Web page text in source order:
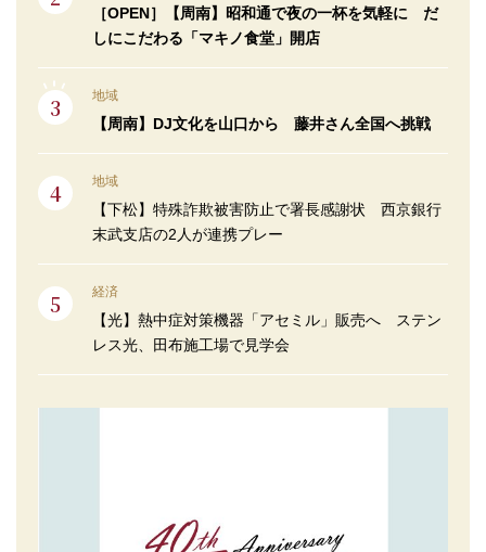
［OPEN］【周南】昭和通で夜の一杯を気軽に だ
しにこだわる「マキノ食堂」開店
地域
【周南】DJ文化を山口から 藤井さん全国へ挑戦
地域
【下松】特殊詐欺被害防止で署長感謝状 西京銀行
末武支店の2人が連携プレー
経済
【光】熱中症対策機器「アセミル」販売へ ステン
レス光、田布施工場で見学会